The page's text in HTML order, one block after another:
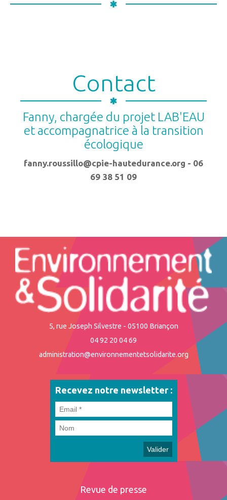
Contact
Fanny, chargée du projet LAB'EAU
et accompagnatrice à la transition
écologique
fanny.roussillo@cpie-hautedurance.org - 06
69 38 51 09
5, rue Joseph Silvestre - 05100 Briançon
04 92 20 04 69
administration@environnementetsolidarite.org
Recevez notre newsletter :
Revue de presse